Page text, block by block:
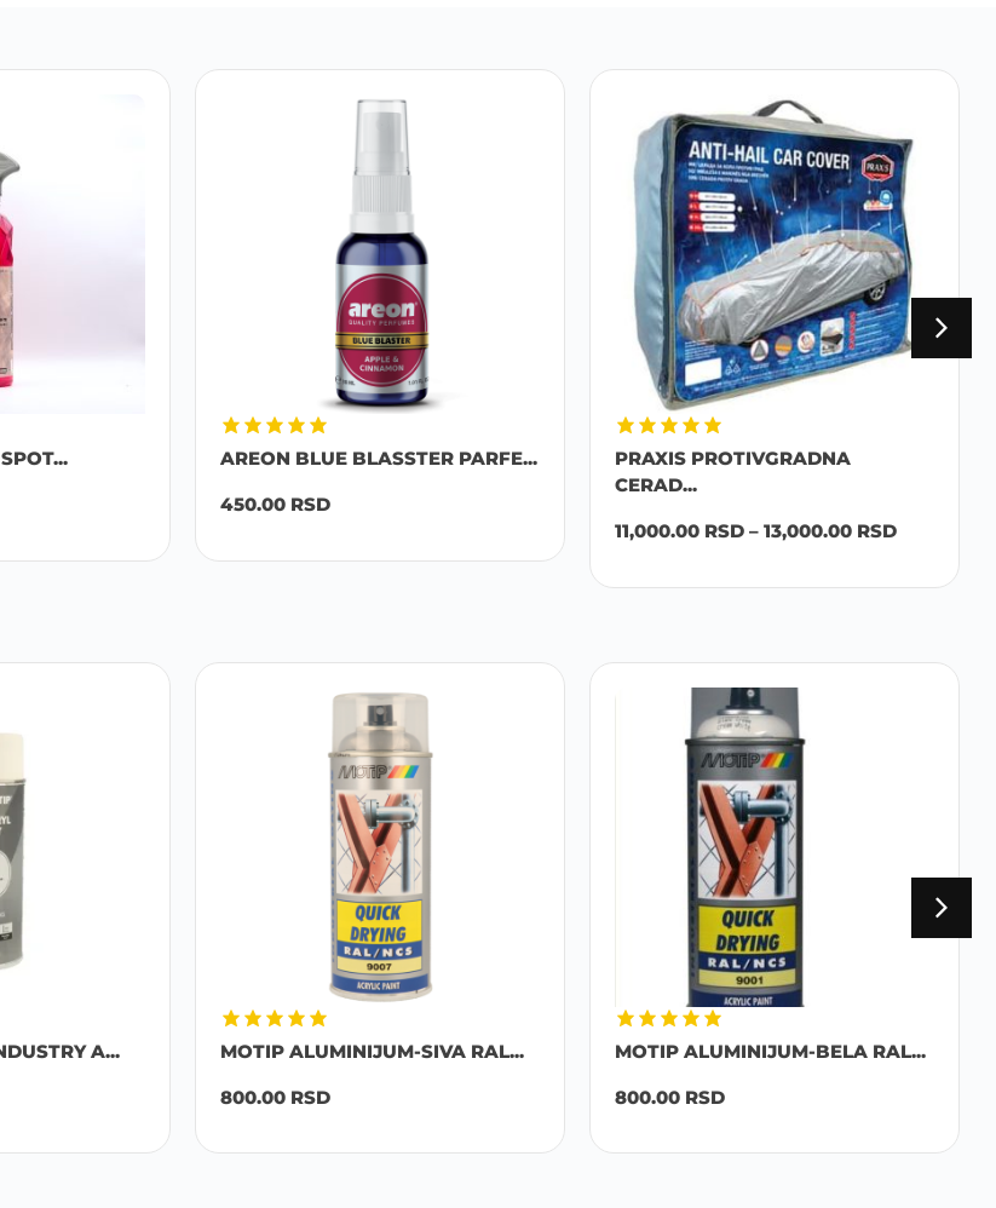
AREON BLUE BLASSTER PARFE...
450.00 RSD
PRAXIS PROTIVGRADNA
CERAD...
11,000.00 RSD – 13,000.00 RSD
A...
MOTIP ALUMINIJUM-SIVA RAL...
800.00 RSD
MOTIP ALUMINIJUM-BELA RAL...
800.00 RSD